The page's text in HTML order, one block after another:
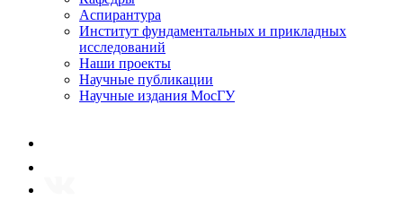
Аспирантура
Институт фундаментальных и прикладных
исследований
Наши проекты
Научные публикации
Научные издания МосГУ